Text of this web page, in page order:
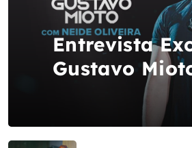
Entrevista
Gustavo